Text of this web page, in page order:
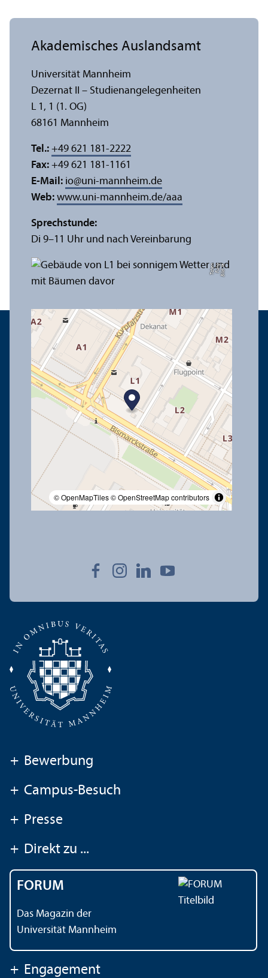
Bil
d:
Y
e
F
u
n
g
T
c
h
e
n
© OpenMapTiles© OpenStreetMap contributors
Akademisches Auslands­amt
Universität Mannheim
Dezernat II – Studien­angelegenheiten
L 1, 1 (1. OG)
68161 Mannheim
Tel.: +49 621 181-2222
Fax: +49 621 181-1161
E-Mail: io@uni-mannheim.de
Web: www.uni-mannheim.de/aaa
Sprechstunde:
Di 9–11 Uhr und nach Vereinbarung
+ Bewerbung
+ Campus-Besuch
+ Presse
+ Direkt zu ...
FORUM
Das Magazin der
Universität Mannheim
+ Engagement